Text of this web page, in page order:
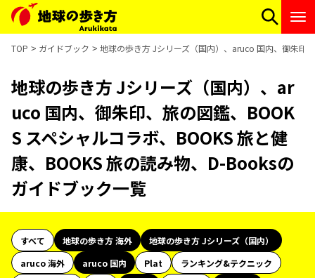
TOP ガイドブック 地球の歩き方 Jシリーズ（国内）、aruco 国内、御朱印
地球の歩き方 Jシリーズ（国内）、ar
uco 国内、御朱印、旅の図鑑、BOOK
S スペシャルコラボ、BOOKS 旅と健
康、BOOKS 旅の読み物、D-Booksの
ガイドブック一覧
すべて 地球の歩き方 海外
地球の歩き方 Jシリーズ（国内）
aruco 海外
aruco 国内 Plat
ランキング&テクニック